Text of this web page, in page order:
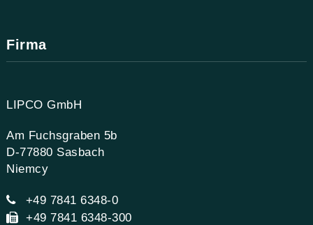
Firma
LIPCO GmbH
Am Fuchsgraben 5b
D-77880 Sasbach
Niemcy
+49 7841 6348-0
+49 7841 6348-300